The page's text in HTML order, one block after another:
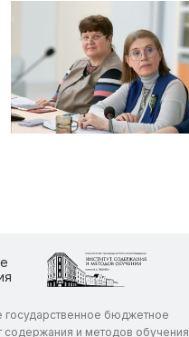
бюджетное
содержания и методов обучения